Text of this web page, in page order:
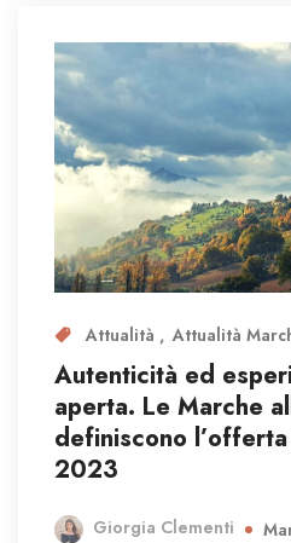
Attualità Attualità
Autenticità ed
aperta. Le Marche
definiscono
2023
Giorgia Clementi